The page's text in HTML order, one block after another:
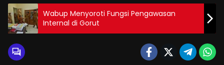
Wabup Menyoroti Fungsi Pengawasan
Internal di Gorut